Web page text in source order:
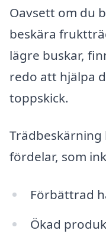
Oavsett om du
beskära
lägre buskar,
redo att hjälpa
toppskick.
Trädbeskärning
fördelar, som
Förbättrad
Ökad